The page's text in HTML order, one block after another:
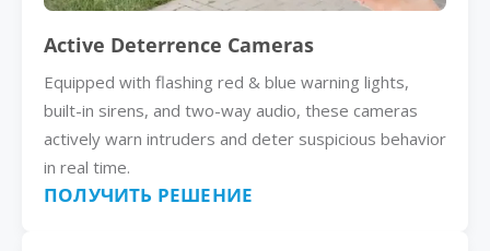
Active Deterrence Cameras
Equipped with flashing red & blue warning lights,
built-in sirens, and two-way audio, these cameras
actively warn intruders and deter suspicious behavior
in real time.
ПОЛУЧИТЬ РЕШЕНИЕ